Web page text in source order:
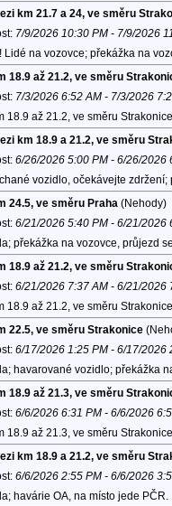
km 21.7 a 24, ve směru
7/9/2026 10:30 PM - 7/9/2026
Lidé na vozovce; překážka na
18.9 až 21.2, ve směru
7/3/2026 6:52 AM - 7/3/2026
18.9 až 21.2, ve směru
km 18.9 a 21.2, ve směru
6/26/2026 5:00 PM - 6/26/2026
vozidlo, očekávejte
24.5, ve směru Praha (Nehody)
6/21/2026 5:40 PM - 6/21/2026
překážka na vozovce, průjezd
18.9 až 21.2, ve směru
6/21/2026 7:37 AM - 6/21/2026
18.9 až 21.2, ve směru
22.5, ve směru Strakonice
6/17/2026 1:25 PM - 6/17/2026
havarované vozidlo; překážka
18.9 až 21.3, ve směru
6/6/2026 6:31 PM - 6/6/2026
18.9 až 21.3, ve směru
km 18.9 a 21.2, ve směru
6/6/2026 2:55 PM - 6/6/2026
havárie OA, na místo jede PČR.